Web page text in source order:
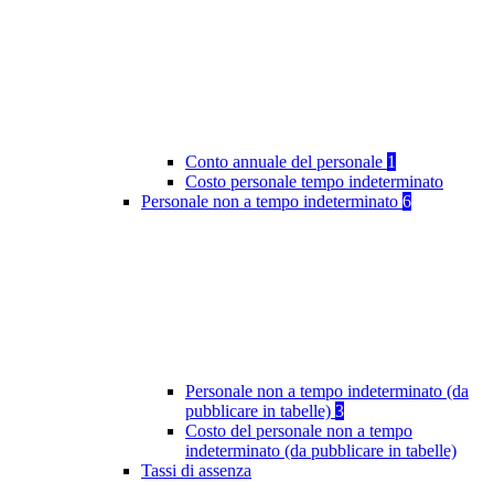
Conto annuale del personale 1
Costo personale tempo indeterminato
Personale non a tempo indeterminato 6
Personale non a tempo indeterminato (da
pubblicare in tabelle) 3
Costo del personale non a tempo
indeterminato (da pubblicare in tabelle)
Tassi di assenza